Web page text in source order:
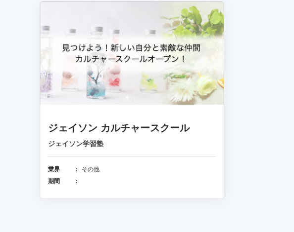
ジェイソン カルチャースクール
ジェイソン学習塾
業界 その他
期間